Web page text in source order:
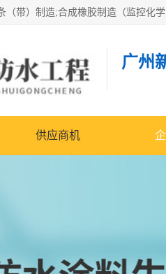
广州
供应商机